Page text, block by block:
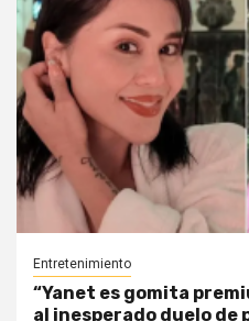
Entretenimiento
“Yanet es gomita
al inesperado duelo de